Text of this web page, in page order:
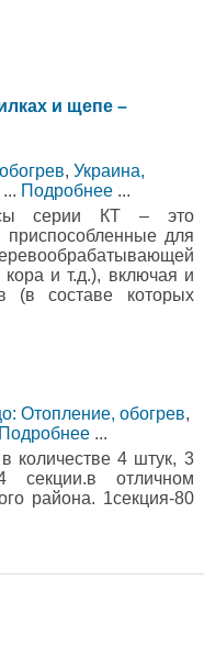
и щепе –
, Украина,
... Подробнее ...
серии КТ – это
приспособленные для
и т.д.), включая и
(в составе которых
Отопление, обогрев,
Подробнее ...
количестве 4 штук, 3
отличном
района. 1секция-80